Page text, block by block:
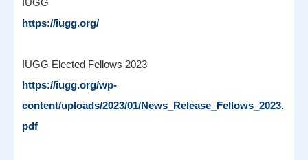
https://iugg.org/
IUGG Elected Fellows 2023
https://iugg.org/wp-
content/uploads/2023/01/News_Release_Fellows_2023.
pdf